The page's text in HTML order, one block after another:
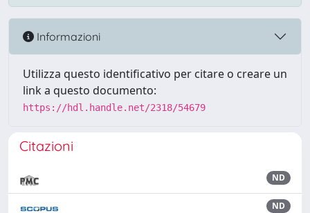
Informazioni
Utilizza questo identificativo per citare o creare un
link a questo documento:
https://hdl.handle.net/2318/54679
Citazioni
ND
ND